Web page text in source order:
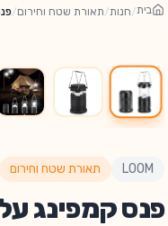
בית/חנות/תאורת שטח וחירום/
LOOM תאורת שטח וחירום
פנס קמפינג